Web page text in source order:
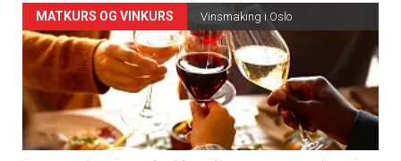
Forsiden
akkurat
nå
-
MATKURS OG VINKURS Vinsmaking i Oslo